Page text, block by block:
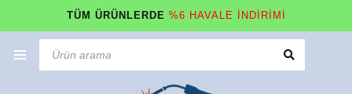
TÜM ÜRÜNLERDE %6 HAVALE İNDİRİMİ